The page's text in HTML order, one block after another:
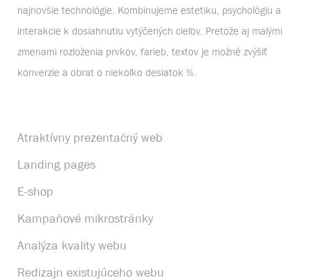
najnovšie technológie. Kombinujeme estetiku, psychológiu a
interakcie k dosiahnutiu vytýčených cieľov. Pretože aj malými
zmenami rozloženia prvkov, farieb, textov je možné zvýšiť
konverzie a obrat o niekoľko desiatok %.
Atraktívny prezentačný web
Landing pages
E-shop
Kampaňové mikrostránky
Analýza kvality webu
Redizajn existujúceho webu